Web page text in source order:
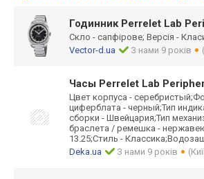
Годинник Perrelet Lab
Скло - сапфірове; Версія -
Vector-d.ua
З нами 9 років
Часы Perrelet Lab
Цвет корпуса -
циферблата - черный;Тип
сборки - Швейцария;Тип
браслета / ремешка -
13.25;Стиль -
Deka.ua
З нами 9 років